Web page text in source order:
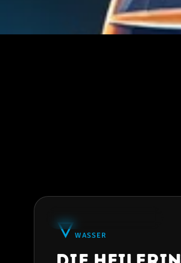
★
🜄WASSER